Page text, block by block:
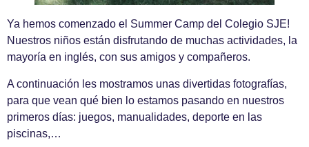
Ya hemos comenzado el Summer Camp del Colegio SJE!
Nuestros niños están disfrutando de muchas actividades, la
mayoría en inglés, con sus amigos y compañeros.
A continuación les mostramos unas divertidas fotografías,
para que vean qué bien lo estamos pasando en nuestros
primeros días: juegos, manualidades, deporte en las
piscinas,…